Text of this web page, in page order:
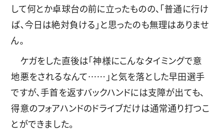
して何とか卓球台の前に立ったものの、「普通に行け
ば、今日は絶対負ける」と思ったのも無理はありませ
ん。
ケガをした直後は「神様にこんなタイミングで意
地悪をされるなんて……」と気を落とした早田選手
ですが、手首を返すバックハンドには支障が出ても、
得意のフォアハンドのドライブだけは通常通り打つこ
とができました。